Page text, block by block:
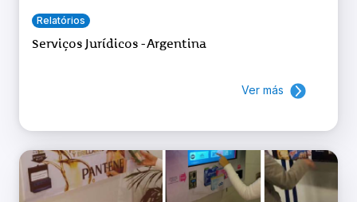
Relatórios
Serviços Jurídicos - Argentina
Ver más